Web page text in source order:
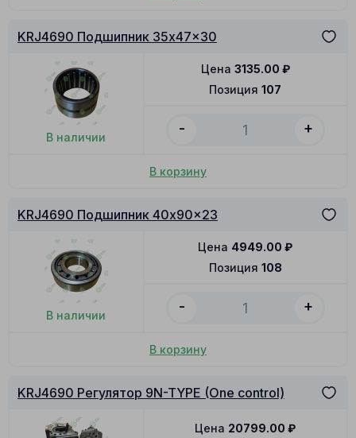
KRJ4690 Подшипник 35x47x30
В наличии
Позиция 107
Цена 3135.00 ₽
- +
В корзину
KRJ4690 Подшипник 40x90x23
В наличии
Позиция 108
Цена 4949.00 ₽
- +
В корзину
KRJ4690 Регулятор 9N-TYPE (One control)
Цена 20799.00 ₽